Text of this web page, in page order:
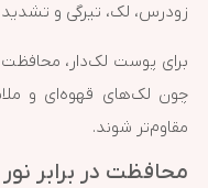
زودرس، لک، تیرگی و
مقاوم‌تر شوند.
محافظت در برابر